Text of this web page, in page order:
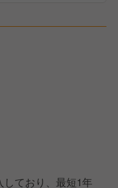
す。「どこに住んで
そんな想いから設け
ントが用意されてい
、楽しみながら成果
います。
ト！独立も歓迎！】
、接客が好きだから
トをもっと勉強した
開発・本社スタッフ
た多彩なキャリアパ
ており、最短1年